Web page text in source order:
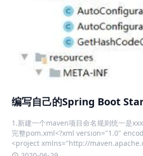
编写自己的Spring Boot
1.新建一个maven项目命名规则统一是
完整pom.xml<?xml version="1.0"
<project xmlns="http://